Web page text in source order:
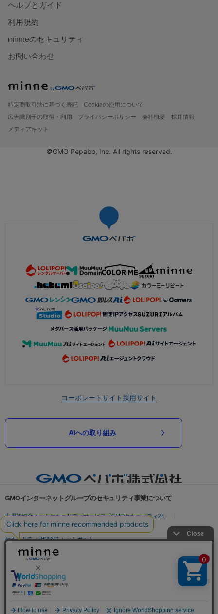
ヘルプとガイド
利用規約
minneのセキュリティ
お問い合わせ
特定商取引法に基づく表記
Cookieの使用について
広告識別子の取得・利用
プライバシーポリシー 会社概要
採用情報
メディアキット
©GMO Pepabo, Inc. All rights reserved.
コーポレートサイト採用サイト
AIへの取り組み
GMOインターネットグループのセキュリティ事業について
世界初総合ネットセキュリティサービス「GMOセキュリティ24」
パスワード漏洩診断
Webサイトリスク診断
セキュリティ相談AIチャットボット
実在証明・盗聴対策
サイバー攻撃対策（GMO Flatt Security）
セキュリティ事業の軌跡